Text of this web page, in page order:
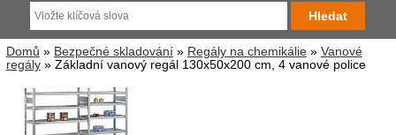
Domů » Bezpečné skladování» Regály na chemikálie» Vanové
regály» Základní vanový regál 130x50x200 cm, 4 vanové police